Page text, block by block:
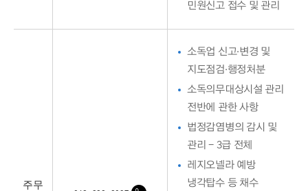
민원신고 접수 및 관리
주무
소독업 신고·변경 및
지도점검·행정처분
소독의무대상시설 관리
전반에 관한 사항
법정감염병의 감시 및
관리 - 3급 전체
레지오넬라 예방
냉각탑수 등 채수